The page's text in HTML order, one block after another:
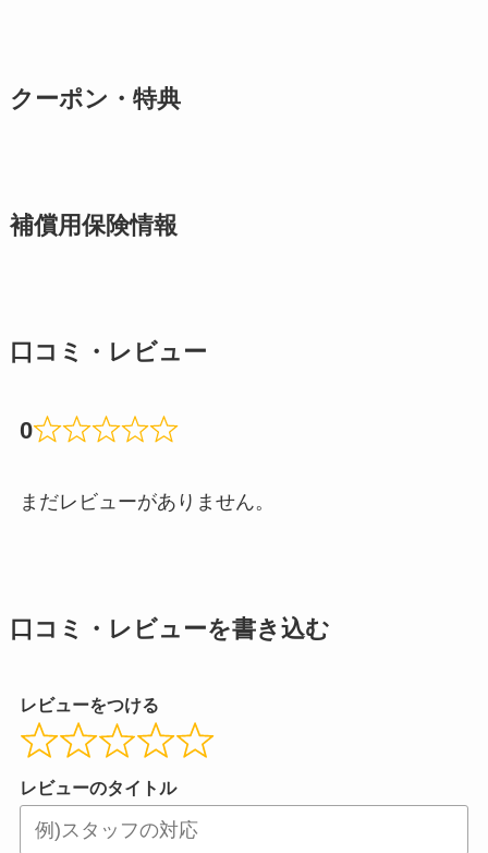
クーポン・特典
補償用保険情報
口コミ・レビュー
0
まだレビューがありません。
口コミ・レビューを書き込む
レビューをつける
レビューのタイトル